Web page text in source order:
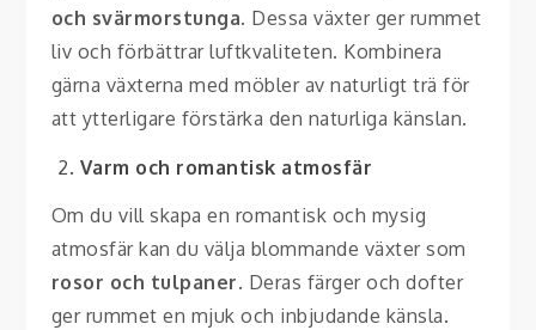
och svärmorstunga. Dessa växter ger rummet
liv och förbättrar luftkvaliteten. Kombinera
gärna växterna med möbler av naturligt trä för
att ytterligare förstärka den naturliga känslan.
Varm och romantisk atmosfär
Om du vill skapa en romantisk och mysig
atmosfär kan du välja blommande växter som
rosor och tulpaner. Deras färger och dofter
ger rummet en mjuk och inbjudande känsla.